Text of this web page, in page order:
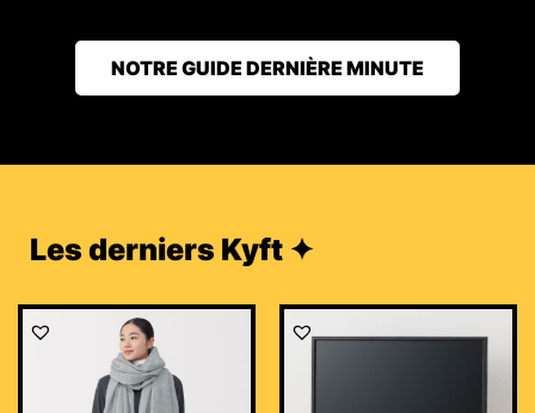
NOTRE GUIDE DERNIÈRE MINUTE
Les derniers Kyft ✦